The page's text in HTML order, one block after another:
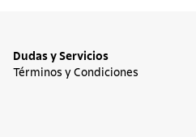
Dudas y Servicios
Términos y Condiciones